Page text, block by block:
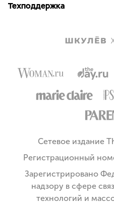
Техподдержка
Сетевое издание
Регистрационный
Зарегистрировано
надзору в сфере
технологий и